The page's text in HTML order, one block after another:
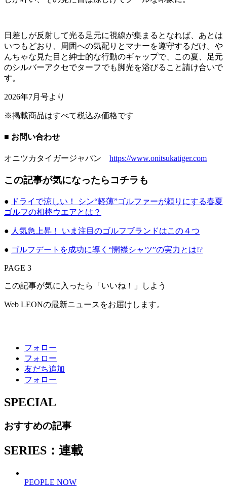
日差しが反射して光る足元に視線が集まるとなれば、あとは
いつもどおり、周囲への気配りとマナーを遵守するだけ。や
んちゃな見た目と紳士的な行動のギャップで、この夏、足元
のシルバーアクセでターフでも脚光を浴びること請け合いで
す。
2026年7月号より
※掲載商品はすべて税込み価格です
■ お問い合わせ
オニツカタイガージャパン https://www.onitsukatiger.com
この記事が気になったらコチラも
● ドライで涼しい！ シン“軽薄”ゴルファーが頼りにする春夏
ゴルフの相棒ウエアとは？
● 人気急上昇！ いま注目のゴルフブランドはこの４つ
● ゴルフデートを成功に導く“開襟シャツ”の実力とは!?
PAGE 3
この記事が気に入ったら「いいね！」しよう
Web LEONの最新ニュースをお届けします。
フォロー
フォロー
友だち追加
フォロー
SPECIAL
おすすめの記事
SERIES：連載
PEOPLE NOW